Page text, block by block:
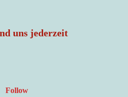
uns jederzeit
Follow